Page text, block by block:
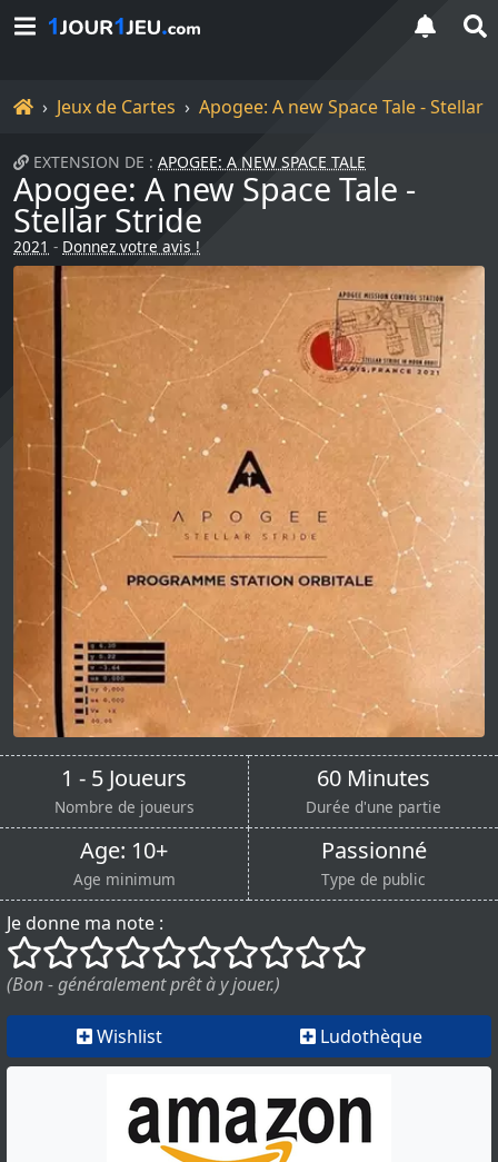
Accueil
Jeux de Cartes Apogee: A new Space Tale - Stellar
EXTENSION DE : APOGEE: A NEW SPACE TALE
Apogee: A new Space Tale -
Stellar Stride
2021 - Donnez votre avis !
1 - 5 Joueurs
Nombre de joueurs
60 Minutes
Durée d'une partie
Age: 10+
Age minimum
Passionné
Type de public
Je donne ma note :
()
() () () () () () () ()
()
(Bon - généralement prêt à y jouer.)
Wishlist Ludothèque